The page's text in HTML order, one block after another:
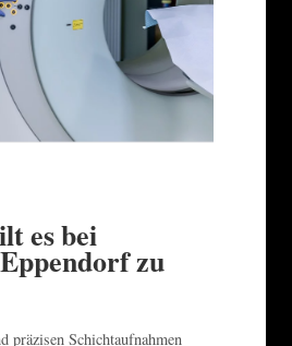
es bei
zu
präzisen Schichtaufnahmen